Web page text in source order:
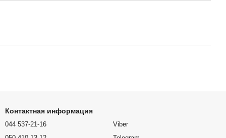
Контактная информация
044 537-21-16
Viber